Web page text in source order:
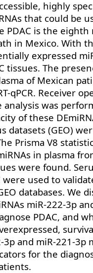
highly
that could be
PDAC is the
in Mexico. With
expressed
tissues. The
of Mexican
qPCR. Receiver
analysis was
of these
datasets (GEO)
Prisma V8
in plasma
were found.
were used to
databases. We
miR-222-3p
PDAC, and
3p and miR-221-3p
for the